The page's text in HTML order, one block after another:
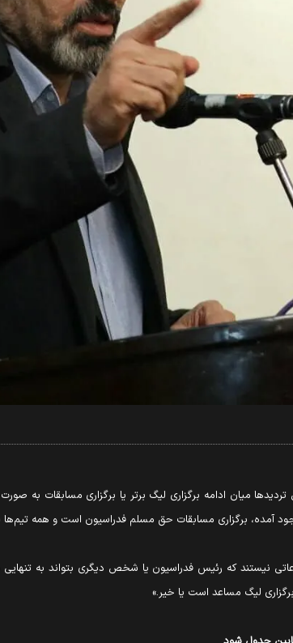
میان ادامه برگزاری لیگ برتر یا برگزاری مسابقات به
آمده، برگزاری مسابقات حق مسلم فدراسیون است و همه تیم‌ها
نیستند که رئیس فدراسیون یا شخص دیگری بتواند به تنهایی
لیگ مساعد است یا خیر.»